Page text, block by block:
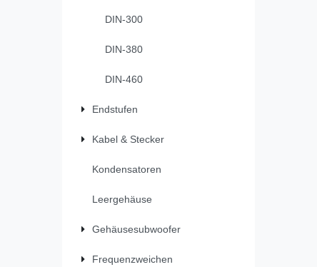
DIN-300
DIN-380
DIN-460
Endstufen
Kabel & Stecker
Kondensatoren
Leergehäuse
Gehäusesubwoofer
Frequenzweichen